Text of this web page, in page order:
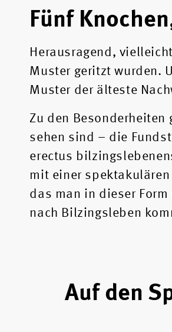
Fünf
Herausragend,
Muster geritzt wurden.
Muster der älteste
Zu den
sehen sind – die
erectus
mit einer
das man in dieser
nach Bilzingsleben
Auf den